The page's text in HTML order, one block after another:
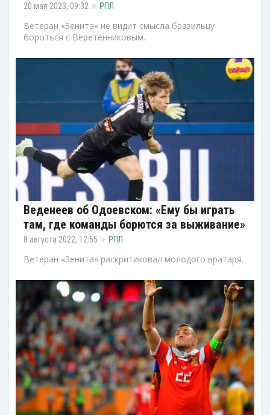
20 мая 2023, 09:32 РПЛ
Ветеран «Зенита» не видит смысла бразильцу
бороться с Веретенниковым.
Веденеев об Одоевском: «Ему бы играть
там, где команды борются за выживание»
8 августа 2022, 12:55 РПЛ
Ветеран «Зенита» раскритиковал молодого вратаря.